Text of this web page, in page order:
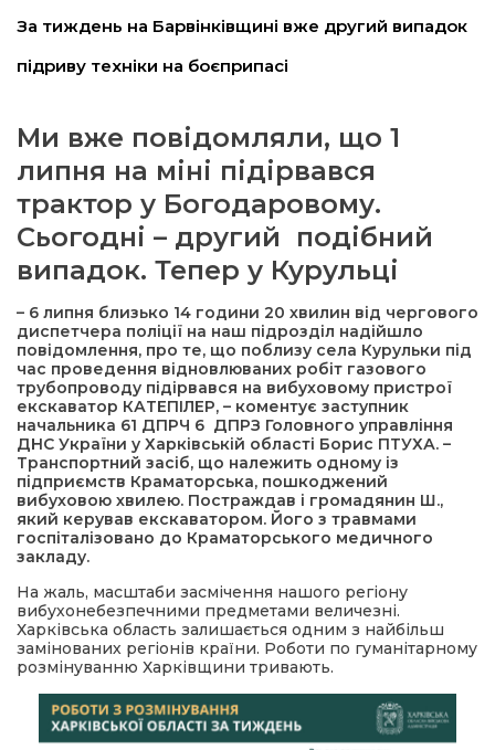
За тиждень на Барвінківщині вже другий випадок
підриву техніки на боєприпасі
Ми вже повідомляли, що 1
липня на міні підірвався
трактор у Богодаровому.
Сьогодні – другий подібний
випадок. Тепер у Курульці
– 6 липня близько 14 години 20 хвилин від чергового
диспетчера поліції на наш підрозділ надійшло
повідомлення, про те, що поблизу села Курульки під
час проведення відновлюваних робіт газового
трубопроводу підірвався на вибуховому пристрої
екскаватор КАТЕПІЛЕР, – коментує заступник
начальника 61 ДПРЧ 6 ДПРЗ Головного управління
ДНС України у Харківській області Борис ПТУХА. –
Транспортний засіб, що належить одному із
підприємств Краматорська, пошкоджений
вибуховою хвилею. Постраждав і громадянин Ш.,
який керував екскаватором. Його з травмами
госпіталізовано до Краматорського медичного
закладу.
На жаль, масштаби засмічення нашого регіону
вибухонебезпечними предметами величезні.
Харківська область залишається одним з найбільш
замінованих регіонів країни. Роботи по гуманітарному
розмінуванню Харківщини тривають.